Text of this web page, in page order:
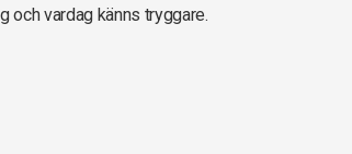
och vardag känns tryggare.